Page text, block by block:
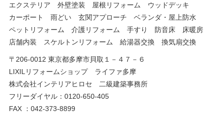
エクステリア 外壁塗装 屋根リフォーム ウッドデッキ
カーポート 雨どい 玄関アプローチ ベランダ・屋上防水
ペットリフォーム 介護リフォーム 手すり 防音床 床暖房
店舗内装 スケルトンリフォーム 給湯器交換 換気扇交換
〒206-0012 東京都多摩市貝取１－４７－６
LIXILリフォームショップ ライファ多摩
株式会社インテリアヒロセ 二級建築事務所
フリーダイヤル：0120-650-405
FAX ：042-373-8899